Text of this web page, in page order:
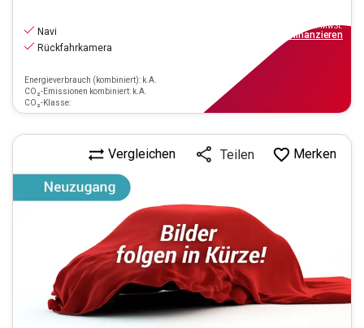
Navi
Rückfahrkamera
Energieverbrauch (kombiniert): k.A.
CO₂-Emissionen kombiniert: k.A.
CO₂-Klasse:
inkl.MwSt.
finanzieren
Vergleichen Teilen Merken